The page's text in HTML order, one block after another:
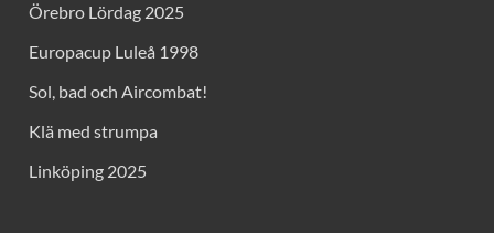
Örebro Lördag 2025
Europacup Luleå 1998
Sol, bad och Aircombat!
Klä med strumpa
Linköping 2025